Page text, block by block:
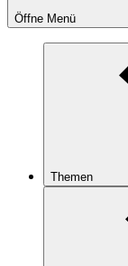
Öffne Menü
Themen